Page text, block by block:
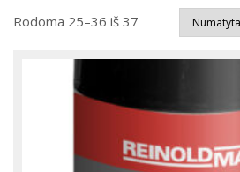
Rodoma 25–36 iš 37